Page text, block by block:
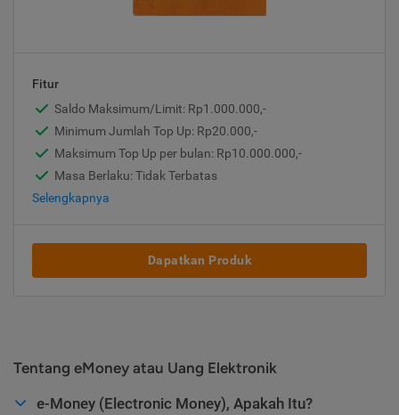
Fitur
Saldo Maksimum/Limit: Rp1.000.000,-
Minimum Jumlah Top Up: Rp20.000,-
Maksimum Top Up per bulan: Rp10.000.000,-
Masa Berlaku: Tidak Terbatas
Selengkapnya
Dapatkan Produk
Tentang eMoney atau Uang Elektronik
e-Money (Electronic Money), Apakah Itu?